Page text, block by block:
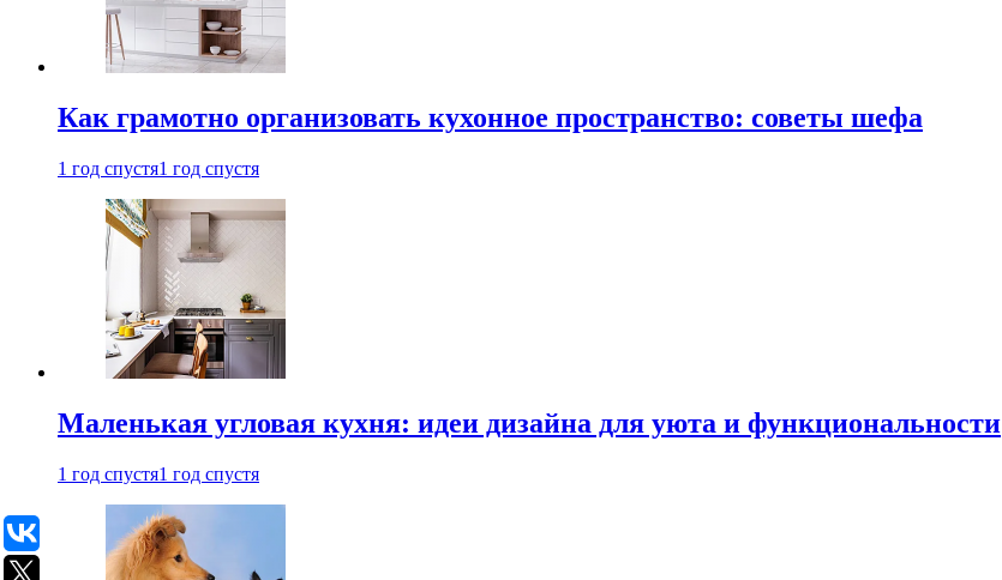
Как грамотно организовать кухонное пространство: советы шефа
1 год спустя1 год спустя
Маленькая угловая кухня: идеи дизайна для уюта и функциональности
1 год спустя1 год спустя